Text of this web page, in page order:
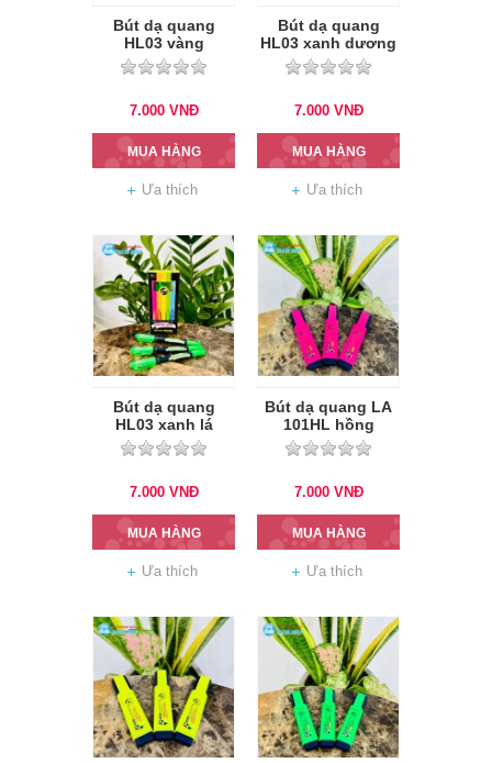
Bút dạ quang
HL03 vàng
7.000 VNĐ
MUA HÀNG
Ưa thích
Bút dạ quang
HL03 xanh dương
7.000 VNĐ
MUA HÀNG
Ưa thích
Bút dạ quang
HL03 xanh lá
7.000 VNĐ
MUA HÀNG
Ưa thích
Bút dạ quang LA
101HL hồng
7.000 VNĐ
MUA HÀNG
Ưa thích